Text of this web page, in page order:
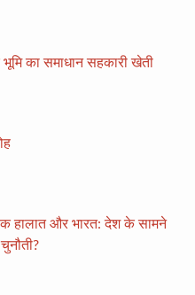
का समाधान सहकारी खेती
हालात और भारत: देश के सामने